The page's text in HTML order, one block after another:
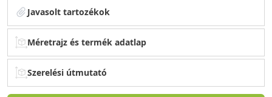
Javasolt tartozékok
Méretrajz és termék adatlap
Szerelési útmutató